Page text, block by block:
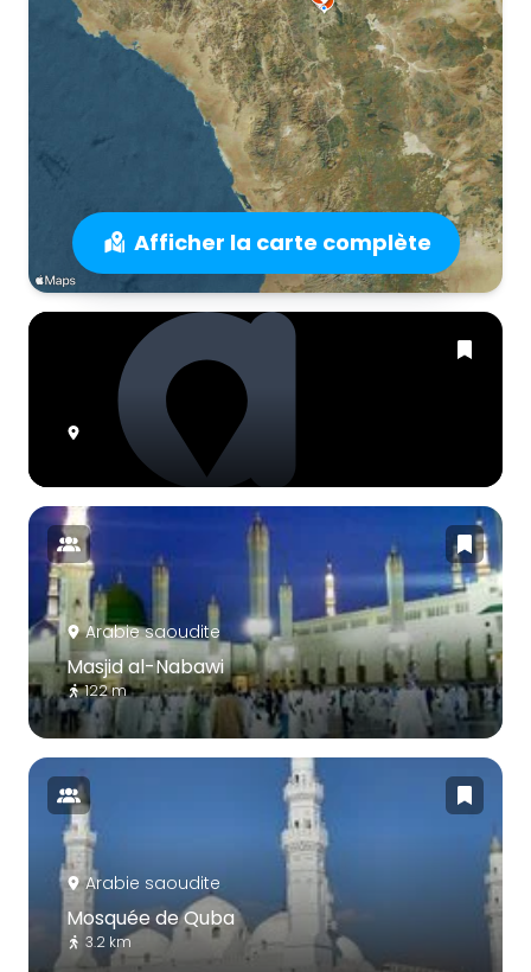
Afficher la carte complète
Arabie saoudite
Masjid al-Nabawi
122 m
Arabie saoudite
Mosquée de Quba
3.2 km